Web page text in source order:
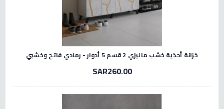
خزانة أحذية خشب ماليزي 2 قسم 5 أدوار - رمادي فاتح وخشبي
SAR260.00